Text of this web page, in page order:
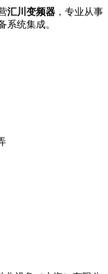
汇川变频器 ，专业从事
系统集成。